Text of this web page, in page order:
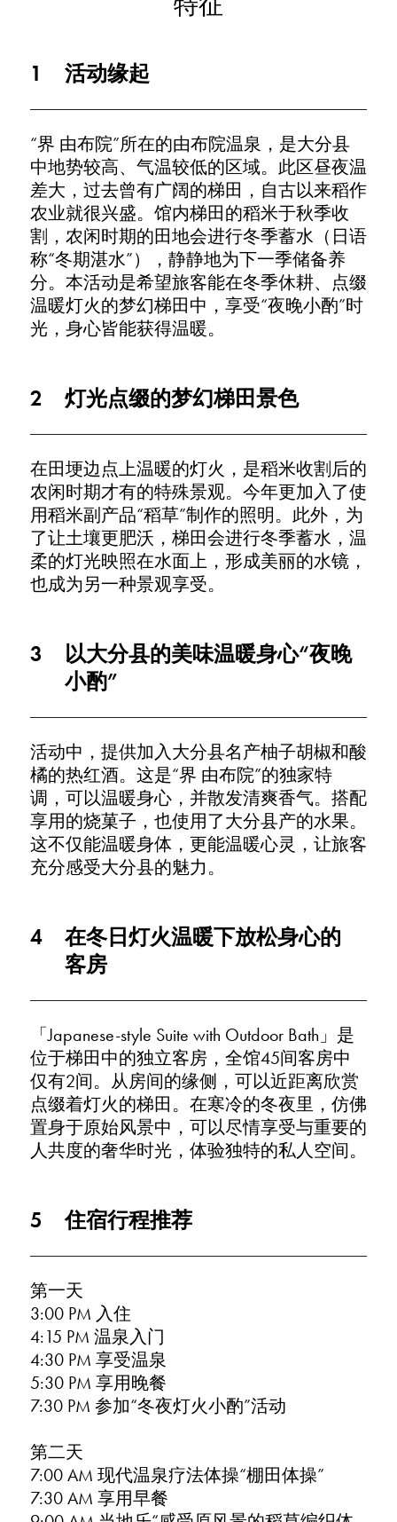
1 活动缘起
“界 由布院”所在的由布院温泉，是大分县
中地势较高、气温较低的区域。此区昼夜温
差大，过去曾有广阔的梯田，自古以来稻作
农业就很兴盛。馆内梯田的稻米于秋季收
割，农闲时期的田地会进行冬季蓄水（日语
称“冬期湛水”），静静地为下一季储备养
分。本活动是希望旅客能在冬季休耕、点缀
温暖灯火的梦幻梯田中，享受“夜晚小酌”时
光，身心皆能获得温暖。
2 灯光点缀的梦幻梯田景色
在田埂边点上温暖的灯火，是稻米收割后的
农闲时期才有的特殊景观。今年更加入了使
用稻米副产品“稻草”制作的照明。此外，为
了让土壤更肥沃，梯田会进行冬季蓄水，温
柔的灯光映照在水面上，形成美丽的水镜，
也成为另一种景观享受。
3
以大分县的美味温暖身心“夜晚
小酌”
活动中，提供加入大分县名产柚子胡椒和酸
橘的热红酒。这是“界 由布院”的独家特
调，可以温暖身心，并散发清爽香气。搭配
享用的烧菓子，也使用了大分县产的水果。
这不仅能温暖身体，更能温暖心灵，让旅客
充分感受大分县的魅力。
4
在冬日灯火温暖下放松身心的
客房
「Japanese-style Suite with Outdoor Bath」是
位于梯田中的独立客房，全馆45间客房中
仅有2间。从房间的缘侧，可以近距离欣赏
点缀着灯火的梯田。在寒冷的冬夜里，仿佛
置身于原始风景中，可以尽情享受与重要的
人共度的奢华时光，体验独特的私人空间。
5 住宿行程推荐
第一天
3:00 PM 入住
4:15 PM 温泉入门
4:30 PM 享受温泉
5:30 PM 享用晚餐
7:30 PM 参加“冬夜灯火小酌”活动
第二天
7:00 AM 现代温泉疗法体操“棚田体操”
7:30 AM 享用早餐